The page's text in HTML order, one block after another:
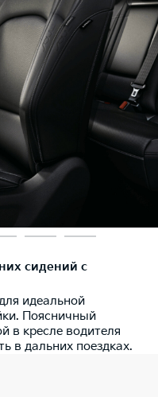
сидений с
идеальной
Поясничный
в кресле водителя
в дальних поездках.